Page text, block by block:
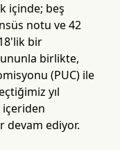
içinde; beş
notu ve 42
bir
birlikte,
(PUC) ile
yıl
içeriden
devam ediyor.